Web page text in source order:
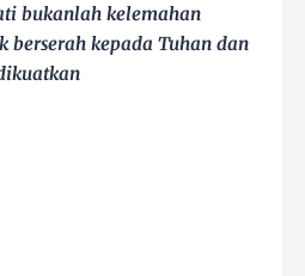
bukanlah kelemahan
kepada Tuhan dan